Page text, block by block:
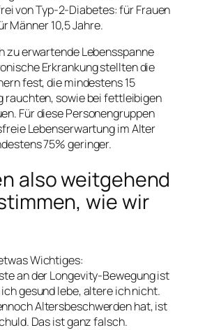
von Typ-2-Diabetes: für Frauen
Männer 10,5 Jahre.
zu erwartende Lebensspanne
Erkrankung stellten die
fest, die mindestens 15
rauchten, sowie bei fettleibigen
Für diese Personengruppen
Lebenserwartung im Alter
75% geringer.
also weitgehend
wie wir
Wichtiges:
an der Longevity-Bewegung ist
gesund lebe, altere ich nicht.
Altersbeschwerden hat, ist
Das ist ganz falsch.